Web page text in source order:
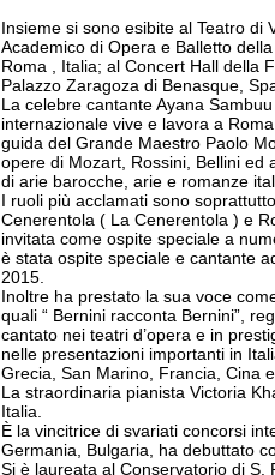
Insieme si sono esibite al Teatro di
Academico di Opera e Balletto
Roma , Italia; al Concert Hall della
Palazzo Zaragoza di Benasque,
La celebre cantante Ayana
internazionale vive e lavora a
guida del Grande Maestro Paolo
opere di Mozart, Rossini, Bellini ed
di arie barocche, arie e romanze
I ruoli più acclamati sono
Cenerentola ( La Cenerentola ) e
invitata come ospite speciale a
è stata ospite speciale e cantante
2015.
Inoltre ha prestato la sua voce
quali “ Bernini racconta Bernini”,
cantato nei teatri d’opera e in
nelle presentazioni importanti in
Grecia, San Marino, Francia, Cina
La straordinaria pianista Victoria
Italia.
È la vincitrice di svariati concorsi
Germania, Bulgaria, ha debuttato
Si è laureata al Conservatorio di S.